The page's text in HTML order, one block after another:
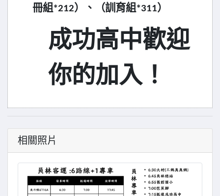
冊組*212）、（訓育組*311）
成功高中歡迎
你的加入！
相關照片